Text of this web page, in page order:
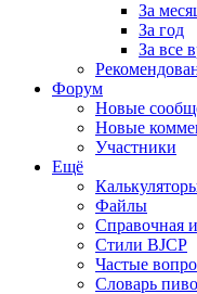
За
За год
За все
Форум
Новые
Новые
Участники
Ещё
Файлы
Справочная
Стили BJCP
Частые
Словарь